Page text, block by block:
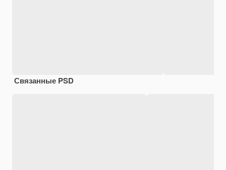
Связанные PSD